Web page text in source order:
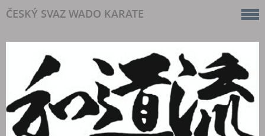
ČESKÝ SVAZ WADO KARATE